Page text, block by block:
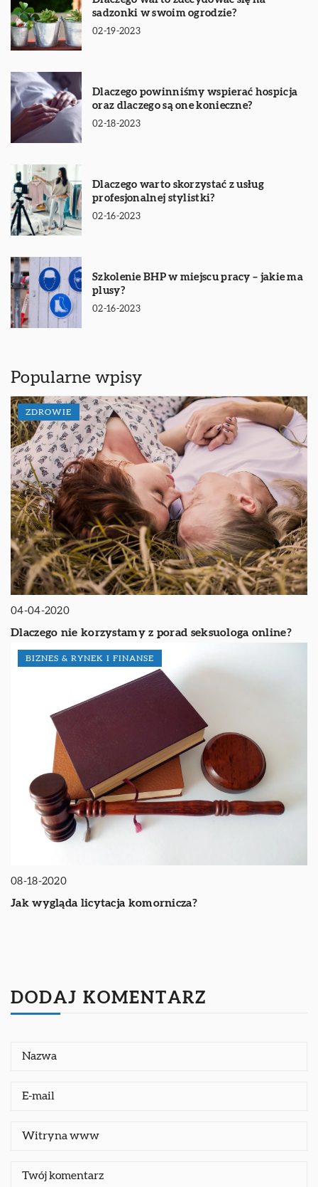
sadzonki w swoim ogrodzie?
02-19-2023
Dlaczego powinniśmy wspierać hospicja
oraz dlaczego są one konieczne?
02-18-2023
Dlaczego warto skorzystać z usług
profesjonalnej stylistki?
02-16-2023
Szkolenie BHP w miejscu pracy – jakie ma
plusy?
02-16-2023
Popularne wpisy
ZDROWIE
04-04-2020
Dlaczego nie korzystamy z porad seksuologa online?
BIZNES & RYNEK I FINANSE
08-18-2020
Jak wygląda licytacja komornicza?
DODAJ KOMENTARZ